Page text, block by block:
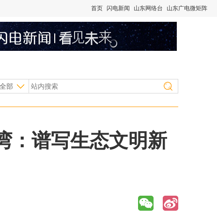
首页 闪电新闻 山东网络台 山东广电微矩阵
部
：谱写生态文明新